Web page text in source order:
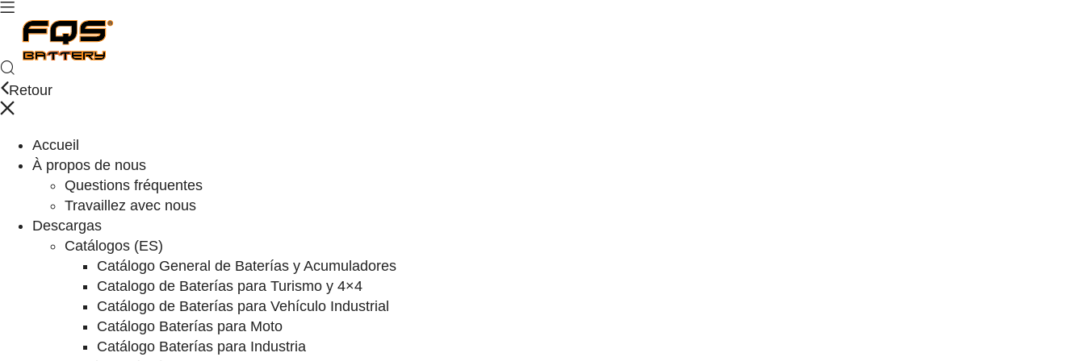
Retour
Accueil
À propos de nous
Questions fréquentes
Travaillez avec nous
Descargas
Catálogos (ES)
Catálogo General de Baterías y Acumuladores
Catalogo de Baterías para Turismo y 4×4
Catálogo de Baterías para Vehículo Industrial
Catálogo Baterías para Moto
Catálogo Baterías para Industria